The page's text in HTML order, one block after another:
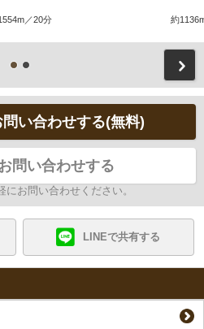
／20分 約
い合わせする(無料)
問い合わせする
お問い合わせください。
LINEで共有する